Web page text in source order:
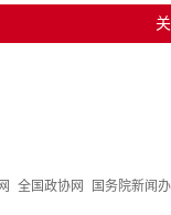
全国政协网 国务院新闻